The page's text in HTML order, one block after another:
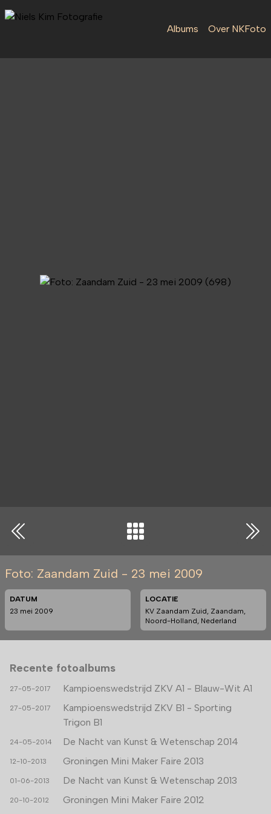
Albums Over NKFoto
Foto: Zaandam Zuid - 23 mei 2009
DATUM
23 mei 2009
LOCATIE
KV Zaandam Zuid, Zaandam,
Noord-Holland, Nederland
Recente fotoalbums
27-05-2017 Kampioenswedstrijd ZKV A1 - Blauw-Wit A1
27-05-2017
Kampioenswedstrijd ZKV B1 - Sporting
Trigon B1
24-05-2014 De Nacht van Kunst & Wetenschap 2014
12-10-2013 Groningen Mini Maker Faire 2013
01-06-2013 De Nacht van Kunst & Wetenschap 2013
20-10-2012 Groningen Mini Maker Faire 2012